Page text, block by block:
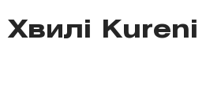
Хвилі Kureni